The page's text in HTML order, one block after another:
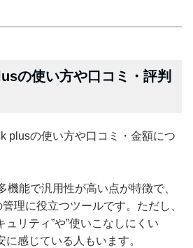
の使い方や口コミ・評判
plusの使い方や口コミ・金額につ
機能で汎用性が高い点が特徴で、
理に役立つツールです。ただし、
ュリティ”や”使いこなしにくい
に感じている人もいます。